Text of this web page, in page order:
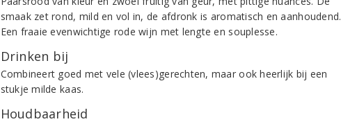
smaak zet rond, mild en vol in, de afdronk is aromatisch en aanhoudend.
Een fraaie evenwichtige rode wijn met lengte en souplesse.
Drinken bij
Combineert goed met vele (vlees)gerechten, maar ook heerlijk bij een
stukje milde kaas.
Houdbaarheid